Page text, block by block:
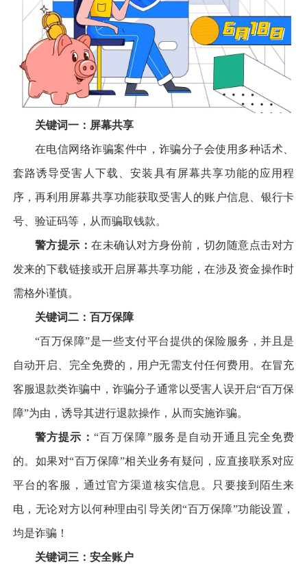
关键词一：屏幕共享
在电信网络诈骗案件中，诈骗分子会使用多种话术、
套路诱导受害人下载、安装具有屏幕共享功能的应用程
序，再利用屏幕共享功能获取受害人的账户信息、银行卡
号、验证码等，从而骗取钱款。
警方提示：在未确认对方身份前，切勿随意点击对方
发来的下载链接或开启屏幕共享功能，在涉及资金操作时
需格外谨慎。
关键词二：百万保障
“百万保障”是一些支付平台提供的保险服务，并且是
自动开启、完全免费的，用户无需支付任何费用。在冒充
客服退款类诈骗中，诈骗分子通常以受害人误开启“百万保
障”为由，诱导其进行退款操作，从而实施诈骗。
警方提示：“百万保障”服务是自动开通且完全免费
的。如果对“百万保障”相关业务有疑问，应直接联系对应
平台的客服，通过官方渠道核实信息。只要接到陌生来
电，无论对方以何种理由引导关闭“百万保障”功能设置，
均是诈骗！
关键词三：安全账户